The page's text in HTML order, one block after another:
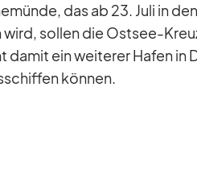
das ab 23. Juli in
wird, sol­len die Ost­see-
ein wei­te­rer Ha­fen in
kön­nen.